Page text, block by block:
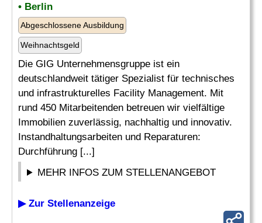
• Berlin
Abgeschlossene Ausbildung
Weihnachtsgeld
Die GIG Unternehmensgruppe ist ein
deutschlandweit tätiger Spezialist für technisches
und infrastrukturelles Facility Management. Mit
rund 450 Mitarbeitenden betreuen wir vielfältige
Immobilien zuverlässig, nachhaltig und innovativ.
Instandhaltungsarbeiten und Reparaturen:
Durchführung [...]
MEHR INFOS ZUM STELLENANGEBOT
▶ Zur Stellenanzeige